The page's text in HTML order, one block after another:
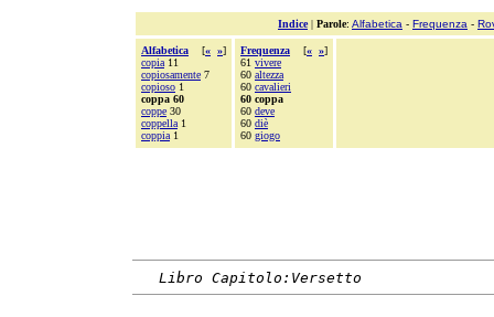
Indice| Parole: Alfabetica - Frequenza -
Alfabetica [« »]
copia 11
copiosamente 7
copioso 1
coppa 60
coppe 30
coppella 1
coppia 1
Frequenza [« »]
61 vivere
60 altezza
60 cavalieri
60 coppa
60 deve
60 diè
60 giogo
Libro Capitolo:Versetto